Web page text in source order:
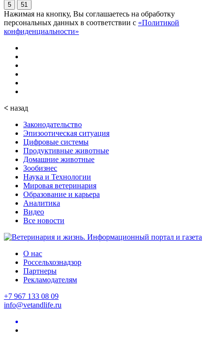
5 51
Нажимая на кнопку, Вы соглашаетесь на обработку
персональных данных в соответствии с «Политикой
конфиденциальности»
< назад
Законодательство
Эпизоотическая ситуация
Цифровые системы
Продуктивные животные
Домашние животные
Зообизнес
Наука и Технологии
Мировая ветеринария
Образование и карьера
Аналитика
Видео
Все новости
О нас
Россельхознадзор
Партнеры
Рекламодателям
+7 967 133 08 09
info@vetandlife.ru